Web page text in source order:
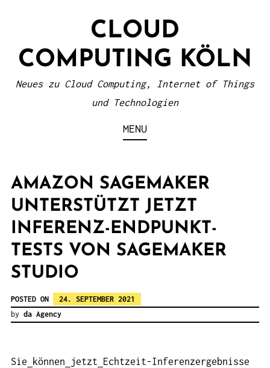
CLOUD
COMPUTING KÖLN
Neues zu Cloud Computing, Internet of Things
und Technologien
MENU
AMAZON SAGEMAKER
UNTERSTÜTZT JETZT
INFERENZ-ENDPUNKT-
TESTS VON SAGEMAKER
STUDIO
POSTED ON
24. SEPTEMBER 2021
by da Agency
Sie können jetzt
Echtzeit-Inferenzergebnisse